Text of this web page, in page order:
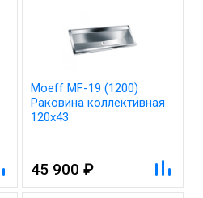
Moeff MF-19 (1200)
Раковина коллективная
120х43
45 900 ₽